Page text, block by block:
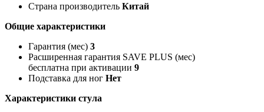
Страна производитель Китай
Общие характеристики
Гарантия (мес) 3
Расширенная гарантия SAVE PLUS (мес)
бесплатна при активации 9
Подставка для ног Нет
Характеристики стула